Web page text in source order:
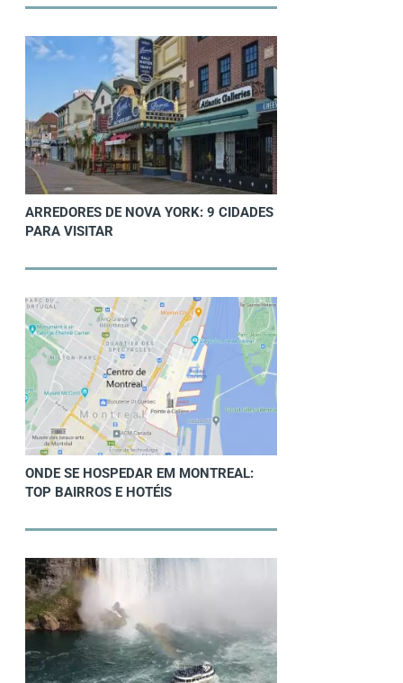
ARREDORES DE NOVA YORK: 9 CIDADES
PARA VISITAR
ONDE SE HOSPEDAR EM MONTREAL:
TOP BAIRROS E HOTÉIS